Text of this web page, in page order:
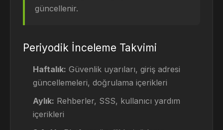
güncellenir.
Periyodik İnceleme Takvimi
Haftalık: Güvenlik uyarıları, giriş adresi
güncellemeleri, doğrulama içerikleri
Aylık: Rehberler, SSS, kullanıcı yardım
içerikleri